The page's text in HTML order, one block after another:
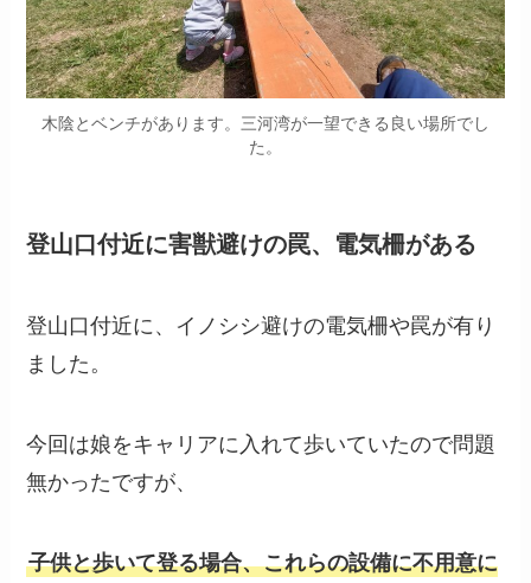
木陰とベンチがあります。三河湾が一望できる良い場所でし
た。
登山口付近に害獣避けの罠、電気柵がある
登山口付近に、イノシシ避けの電気柵や罠が有り
ました。
今回は娘をキャリアに入れて歩いていたので問題
無かったですが、
子供と歩いて登る場合、これらの設備に不用意に